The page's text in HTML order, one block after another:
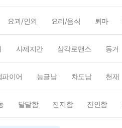
요괴/인외 요리/음식 퇴마
사제지간 삼각로맨스 동거
이어 능글남 차도남 천재
달달함 진지함 잔인함